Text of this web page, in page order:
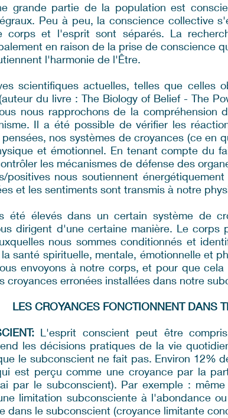
grande partie de la population est
Peu à peu, la conscience collective
corps et l'esprit sont séparés. La
en raison de la prise de conscience
l'harmonie de l'Être.
scientifiques actuelles, telles que celles
du livre : The Biology of Belief - The
nous rapprochons de la compréhension
Il a été possible de vérifier les
nos systèmes de croyances (ce en
et émotionnel. En tenant compte du
les mécanismes de défense des
positives nous soutiennent
et les sentiments sont transmis à notre
été élevés dans un certain système de
dirigent d'une certaine manière. Le corps
nous sommes conditionnés et
santé spirituelle, mentale, émotionnelle et
envoyons à notre corps, et pour que
croyances erronées installées dans notre
LES CROYANCES FONCTIONNENT DANS
L'esprit conscient peut être
les décisions pratiques de la vie
le subconscient ne fait pas. Environ 12%
est perçu comme une croyance par la
par le subconscient). Par exemple :
limitation subconsciente à l'abondance
dans le subconscient (croyance limitante